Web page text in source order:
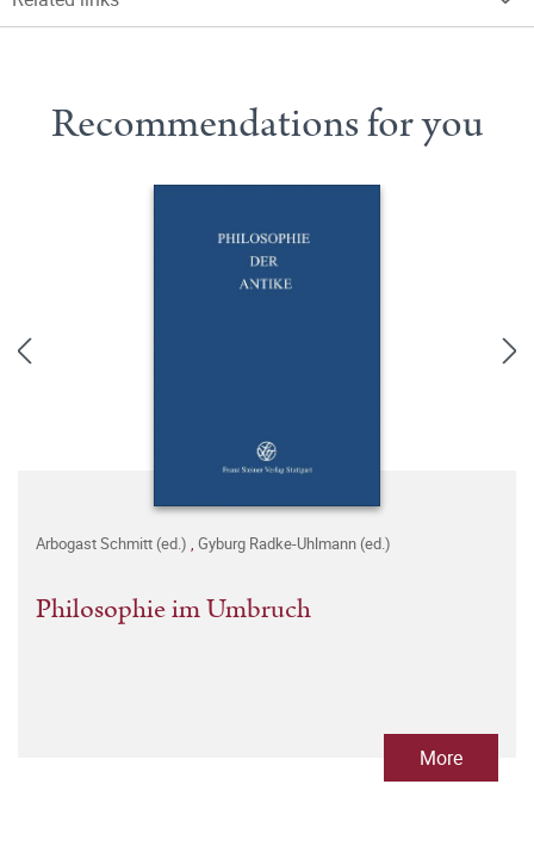
Recommendations for you
Arbogast Schmitt (ed.) , Gyburg Radke-Uhlmann (ed.)
Philosophie im Umbruch
More